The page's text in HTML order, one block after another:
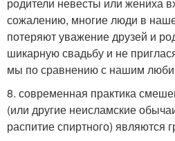
сожалению, многие люди в
потеряют уважение друзей и
шикарную свадьбу и не
мы по сравнению с нашим
8. современная практика
(или другие неисламские
распитие спиртного) являются